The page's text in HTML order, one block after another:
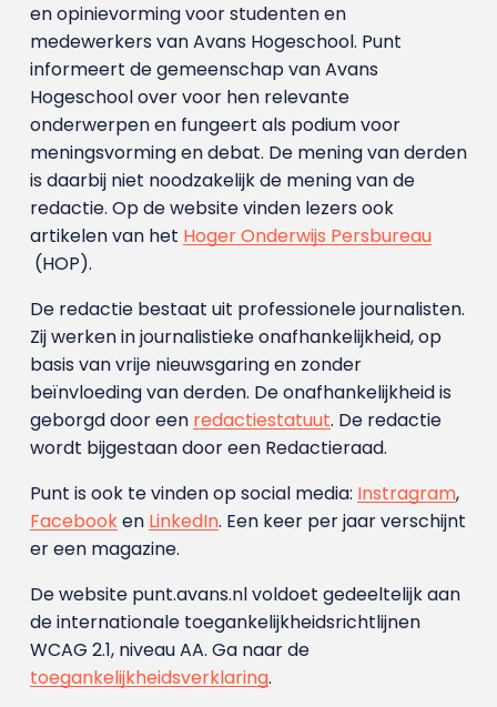
en opinievorming voor studenten en
medewerkers van Avans Hoge­school. Punt
informeert de gemeenschap van Avans
Hogeschool over voor hen relevante
onderwerpen en fungeert als podium voor
meningsvorming en debat. De mening van derden
is daarbij niet noodzakelijk de mening van de
redactie. Op de website vinden lezers ook
artikelen van het Hoger Onderwijs Persbureau
(HOP).
De redactie bestaat uit professionele journalisten.
Zij werken in journalistieke onafhankelijkheid, op
basis van vrije nieuwsgaring en zonder
beïnvloeding van derden. De onafhankelijkheid is
geborgd door een redactiestatuut. De redactie
wordt bijgestaan door een Redactieraad.
Punt is ook te vinden op social media: Instragram,
Facebooken LinkedIn. Een keer per jaar verschijnt
er een magazine.
De website punt.avans.nl voldoet gedeeltelijk aan
de internationale toegankelijkheidsrichtlijnen
WCAG 2.1, niveau AA. Ga naar de
toegankelijkheidsverklaring.